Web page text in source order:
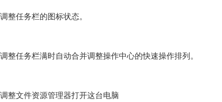
调整任务栏的图标状态。
调整任务栏满时自动合并调整操作中心的快速操作排列。
调整文件资源管理器打开这台电脑